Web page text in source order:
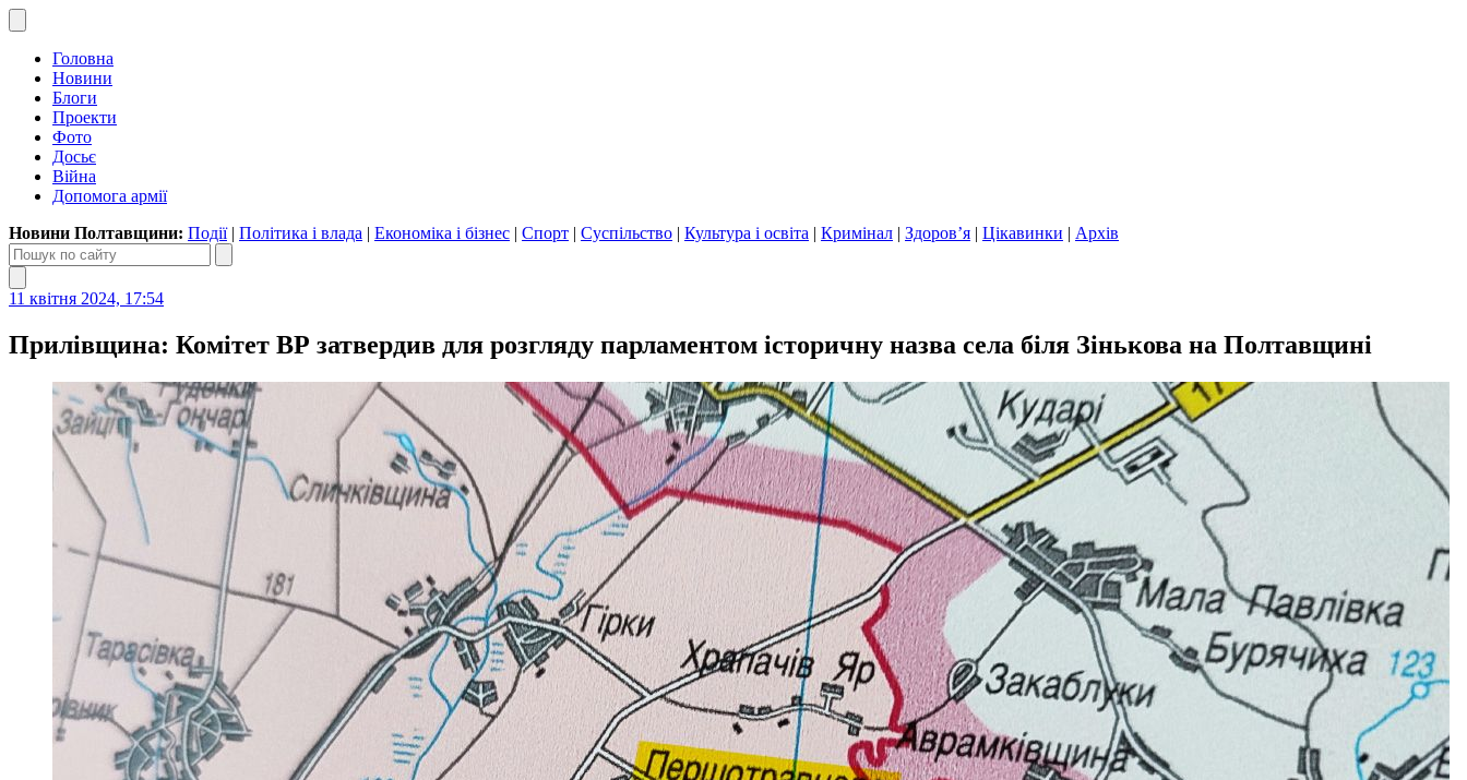
Головна
Новини
Блоги
Проекти
Фото
Досьє
Війна
Допомога армії
Новини Полтавщини: Події| Політика і влада | Економіка і бізнес | Спорт | Суспільство | Культура і освіта | Кримінал | Здоров’я | Цікавинки | Архів
11 квітня 2024, 17:54
Прилівщина: Комітет ВР затвердив для розгляду парламентом історичну назва села біля Зінькова на Полтавщині